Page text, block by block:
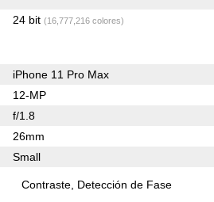
24 bit (16,777,216 colores)
iPhone 11 Pro Max
12-MP
f/1.8
26mm
Small
Contraste Detección de Fase